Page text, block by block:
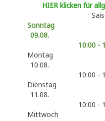
HIER klicken für
Sonntag
09.08.
10:00 -
Montag
10.08.
10:00 -
Dienstag
11.08.
10:00 -
Mittwoch